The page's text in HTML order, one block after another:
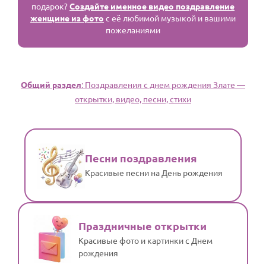
подарок?Создайте именное видео поздравление
женщине из фото с её любимой музыкой и вашими
пожеланиями
Общий раздел: Поздравления с днем рождения Злате —
открытки, видео, песни, стихи
Песни поздравления
Красивые песни на День рождения
Праздничные открытки
Красивые фото и картинки с Днем
рождения